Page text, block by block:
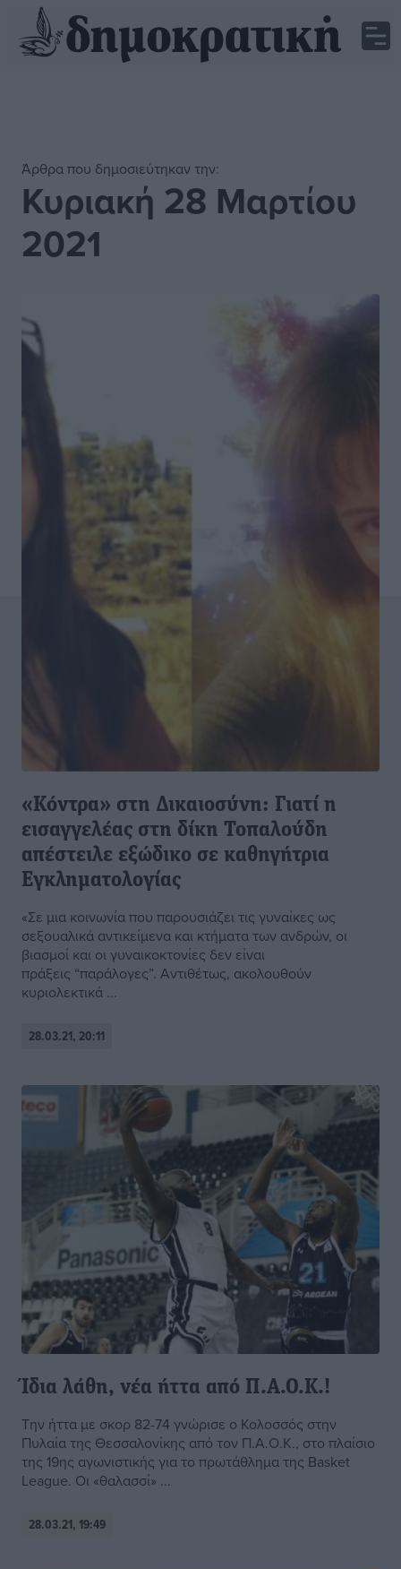
Άρθρα που δημοσιεύτηκαν την:
Κυριακή 28 Μαρτίου
2021
«Κόντρα» στη Δικαιοσύνη: Γιατί η
εισαγγελέας στη δίκη Τοπαλούδη
απέστειλε εξώδικο σε καθηγήτρια
Εγκληματολογίας
«Σε μια κοινωνία που παρουσιάζει τις γυναίκες ως
σεξουαλικά αντικείμενα και κτήματα των ανδρών, οι
βιασμοί και οι γυναικοκτονίες δεν είναι
πράξεις “παράλογες”. Αντιθέτως, ακολουθούν
κυριολεκτικά ...
28.03.21, 20:11
Ίδια λάθη, νέα ήττα από Π.Α.Ο.Κ.!
Την ήττα με σκορ 82-74 γνώρισε ο Κολοσσός στην
Πυλαία της Θεσσαλονίκης από τον Π.Α.Ο.Κ., στο πλαίσιο
της 19ης αγωνιστικής για το πρωτάθλημα της Basket
League. Οι «θαλασσί» ...
28.03.21, 19:49